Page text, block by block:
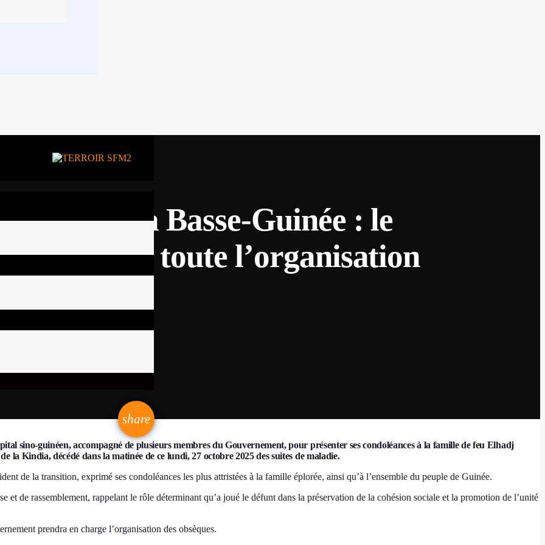
de la Basse-Guinée : le
en charge toute l’organisation
share
email
sino-guinéen, accompagné de plusieurs membres du Gouvernement, pour présenter ses condoléances à la famille de feu Elhadj
Kindia, décédé dans la matinée de ce lundi, 27 octobre 2025 des suites de maladie.
de la transition, exprimé ses condoléances les plus attristées à la famille éplorée, ainsi qu’à l’ensemble du peuple de Guinée.
et de rassemblement, rappelant le rôle déterminant qu’a joué le défunt dans la préservation de la cohésion sociale et la promotion de l’unité
prendra en charge l’organisation des obsèques.